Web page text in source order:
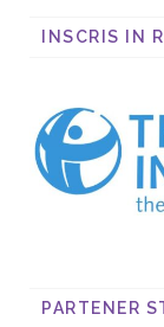
INSCRIS IN
PARTENER